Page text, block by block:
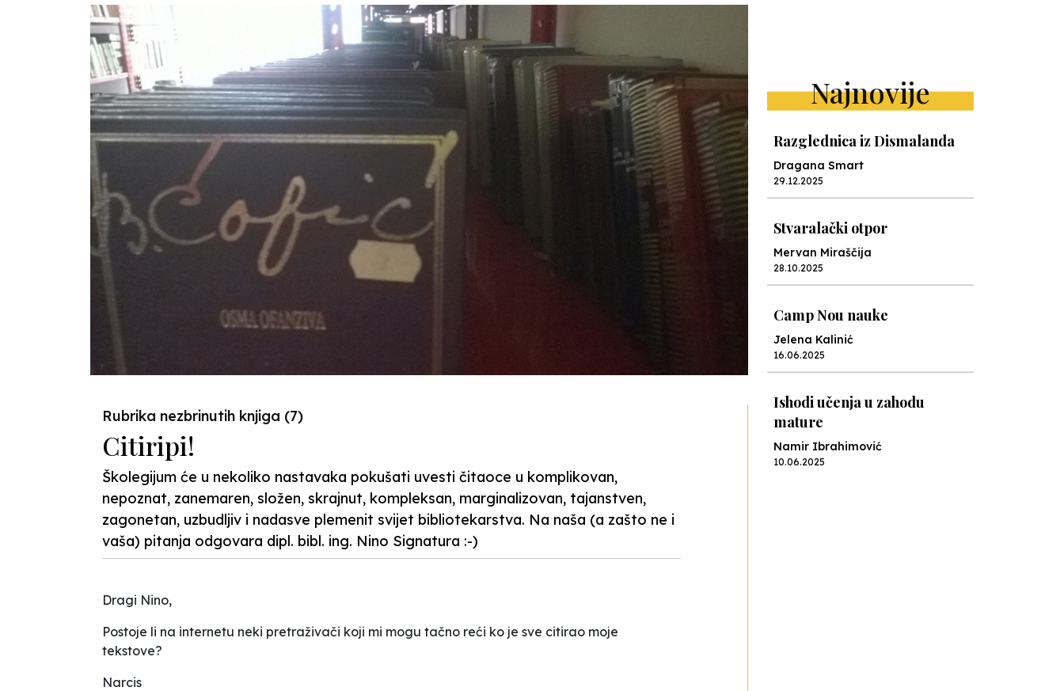
Rubrika nezbrinutih knjiga (7)
Citiripi!
Školegijum će u nekoliko nastavaka pokušati uvesti čitaoce u komplikovan,
nepoznat, zanemaren, složen, skrajnut, kompleksan, marginalizovan, tajanstven,
zagonetan, uzbudljiv i nadasve plemenit svijet bibliotekarstva. Na naša (a zašto ne i
vaša) pitanja odgovara dipl. bibl. ing. Nino Signatura :-)
Dragi Nino,
Postoje li na internetu neki pretraživači koji mi mogu tačno reći ko je sve citirao moje
tekstove?
Narcis
Najnovije
Razglednica iz Dismalanda
Dragana Smart
29.12.2025
Stvaralački otpor
Mervan Miraščija
28.10.2025
Camp Nou nauke
Jelena Kalinić
16.06.2025
Ishodi učenja u zahodu
mature
Namir Ibrahimović
10.06.2025